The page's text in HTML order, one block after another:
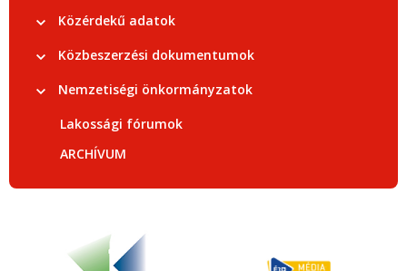
Közérdekű adatok
Közbeszerzési dokumentumok
Nemzetiségi önkormányzatok
Lakossági fórumok
ARCHÍVUM